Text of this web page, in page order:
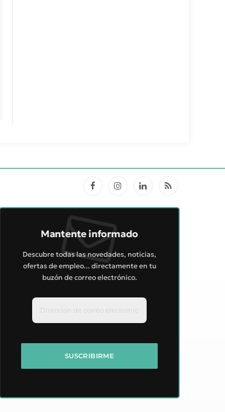
FacebookInstagramLinkedInRSS
Mantente informado
Descubre todas las novedades, noticias,
ofertas de empleo... directamente en tu
buzón de correo electrónico.